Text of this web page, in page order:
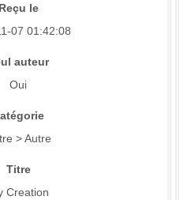
Reçu le
07 01:42:08
auteur
Oui
> Autre
Titre
Creation